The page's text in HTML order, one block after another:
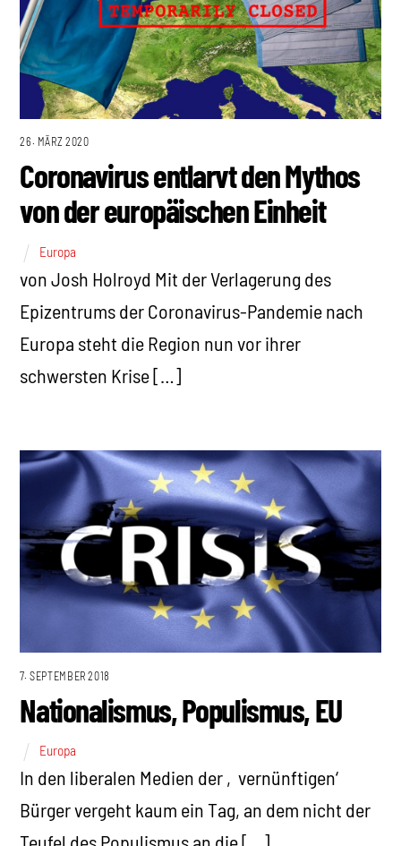
26. MÄRZ 2020
Coronavirus entlarvt den Mythos
von der europäischen Einheit
Europa
von Josh Holroyd Mit der Verlagerung des
Epizentrums der Coronavirus-Pandemie nach
Europa steht die Region nun vor ihrer
schwersten Krise […]
7. SEPTEMBER 2018
Nationalismus, Populismus, EU
Europa
In den liberalen Medien der ‚vernünftigen‘
Bürger vergeht kaum ein Tag, an dem nicht der